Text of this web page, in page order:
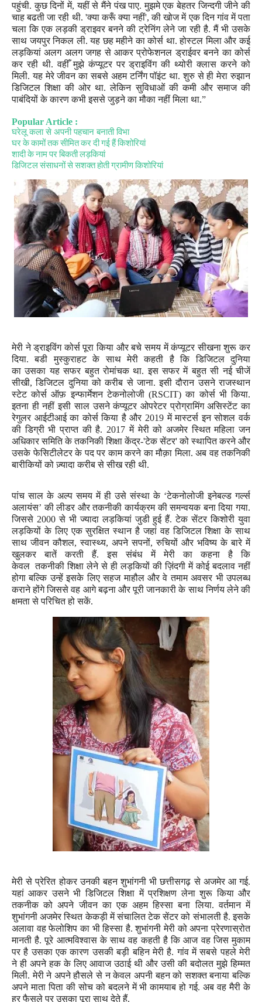
पहुंची. कुछ दिनों में,यहीं से मैंने पंख पाए. मुझमे एक बेहतर जिन्दगी जीने की
चाह बढती जा रही थी. 'क्या करूँ क्या नहीं',की खोज में एक दिन गांव में पता
चला कि एक लड़की ड्राइवर बनने की ट्रेनिंग लेने जा रही है. मैं भी उसके
साथ जयपुर निकल ली. यह छह महीने का कोर्स था. होस्टल मिला और कई
लड़कियां अलग अलग जगह से आकर प्रोफेशनल ड्राईवर बनने का कोर्स
कर रही थी. वहीँ मुझे कंप्यूटर पर ड्राइविंग की थ्योरी क्लास करने को
मिली. यह मेरे जीवन का सबसे अहम टर्निंग पॉइंट था. शुरु से ही मेरा रुझान
डिजिटल शिक्षा की ओर था. लेकिन सुविधाओं की कमी और समाज की
पाबंदियों के कारण कभी इससे जुड़ने का मौका नहीं मिला था.”
Popular Article :
घरेलू कला से अपनी पहचान बनाती विभा
घर के कामों तक सीमित कर दी गई हैं किशोरियां
शादी के नाम पर बिकती लड़कियां
डिजिटल संसाधनों से सशक्त होती ग्रामीण किशोरियां
मेरी ने ड्राइविंग कोर्स पूरा किया और बचे समय में कंप्यूटर सीखना शुरू कर
दिया. बडी मुस्कुराहट के साथ मेरी कहती है कि डिजिटल दुनिया
का उसका यह सफर बहुत रोमांचक था. इस सफर में बहुत सी नई चीजें
सीखी,डिजिटल दुनिया को करीब से जाना. इसी दौरान उसने राजस्थान
स्टेट कोर्स ऑफ़ इन्फार्मेशन टेकनोलोजी (RSCIT)का कोर्स भी किया.
इतना ही नहीं इसी साल उसने कंप्यूटर ओपरेटर प्रोग्रामिंग असिस्टेंट का
रेगुलर आईटीआई का कोर्स किया है और 2019में मास्टर्स इन सोशल वर्क
की डिग्री भी प्राप्त की है. 2017में मेरी को अजमेर स्थित महिला जन
अधिकार समिति के तकनिकी शिक्षा केंद्र-'टेक सेंटर'को स्थापित करने और
उसके फेसिटीलेटर के पद पर काम करने का मौक़ा मिला. अब वह तकनिकी
बारीकियों को ज़्यादा करीब से सीख रही थी.
पांच साल के अल्प समय में ही उसे संस्था के ‘टेकनोलोजी इनेबल्ड गर्ल्स
अलायंस’ की लीडर और तकनीकी कार्यक्रम की समन्वयक बना दिया गया.
जिससे 2000से भी ज्यादा लड़कियां जुडी हुई हैं. टेक सेंटर किशोरी युवा
लड़कियों के लिए एक सुरक्षित स्थान है जहां वह डिजिटल शिक्षा के साथ
साथ जीवन कौशल,स्वास्थ्य, अपने सपनों,रुचियों और भविष्य के बारे में
खुलकर बातें करती हैं. इस संबंध में मेरी का कहना है कि
केवल तकनीकीशिक्षा लेने से ही लड़कियों की ज़िंदगी में कोई बदलाव नहीं
होगा बल्कि उन्हें इसके लिए सहज माहौल और वे तमाम अवसर भी उपलब्ध
कराने होंगे जिससे वह आगे बढ़ना और पूरी जानकारी के साथ निर्णय लेने की
क्षमता से परिचित हो सकें.
मेरी से प्रेरित होकर उनकी बहन शुभांगनी भी छत्तीसगढ़ से अजमेर आ गई.
यहां आकर उसने भी डिजिटल शिक्षा में प्रशिक्षण लेना शुरू किया और
तकनीक को अपने जीवन का एकअहमहिस्सा बना लिया.वर्तमान में
शुभांगनी अजमेर स्थित केकड़ी में संचालित टेक सेंटर को संभालती है. इसके
अलावा वह फेलोशिप का भी हिस्सा है. शुभांगनी मेरी को अपना प्रेरणास्रोत
मानती है. पूरे आत्मविश्वास के साथ वह कहती है कि आज वह जिस मुकाम
पर है उसका एक कारण उसकी बड़ी बहिन मेरी है. गांव में सबसे पहले मेरी
ने ही अपने हक के लिए आवाज उठाई थी और उसी की बदोलत मुझे हिम्मत
मिली.मेरी ने अपने हौसले से न केवल अपनी बहन को सशक्त बनाया बल्कि
अपने माता पिता की सोच को बदलने में भी कामयाब हो गई. अब वह मैरी के
हर फैसले पर उसका पूरा साथ देते हैं.